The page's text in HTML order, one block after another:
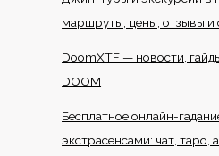
маршруты, цены, отзывы
DoomXTF — новости,
DOOM
Бесплатное онлайн-
экстрасенсами: чат, таро,